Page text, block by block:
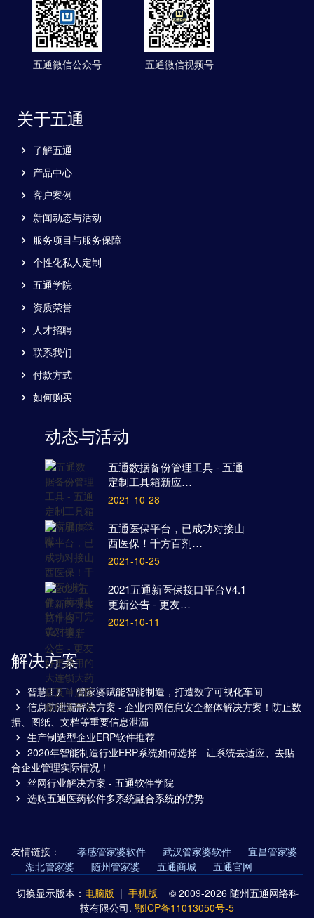
五通微信公众号 五通微信视频号
关于五通
了解五通
产品中心
客户案例
新闻动态与活动
服务项目与服务保障
个性化私人定制
五通学院
资质荣誉
人才招聘
联系我们
付款方式
如何购买
动态与活动
五通数据备份管理工具 - 五通
定制工具箱新应…
2021-10-28
五通医保平台，已成功对接山
西医保！千方百剂…
2021-10-25
2021五通新医保接口平台V4.1
更新公告 - 更友…
2021-10-11
解决方案
智慧工厂丨管家婆赋能智能制造，打造数字可视化车间
信息防泄漏解决方案 - 企业内网信息安全整体解决方案！防止数
据、图纸、文档等重要信息泄漏
生产制造型企业ERP软件推荐
2020年智能制造行业ERP系统如何选择 - 让系统去适应、去贴
合企业管理实际情况！
丝网行业解决方案 - 五通软件学院
选购五通医药软件多系统融合系统的优势
友情链接： 孝感管家婆软件 武汉管家婆软件
宜昌管家婆
湖北管家婆
随州管家婆 五通商城
五通官网
切换显示版本： 电脑版 | 手机版 © 2009-2026 随州五通网络科
技有限公司. 鄂ICP备11013050号-5